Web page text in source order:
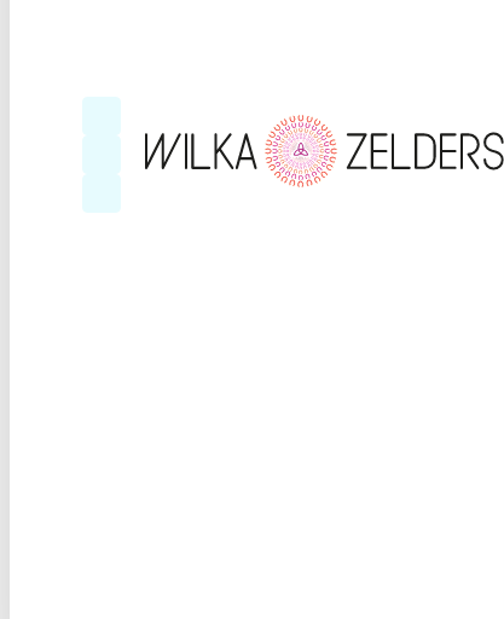
Follow me on Facebook
Follow me on YouTube
Follow me on LinkedIn